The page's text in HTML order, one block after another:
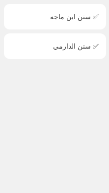
✅ سنن ابن ماجه
✅ سنن الدارمي